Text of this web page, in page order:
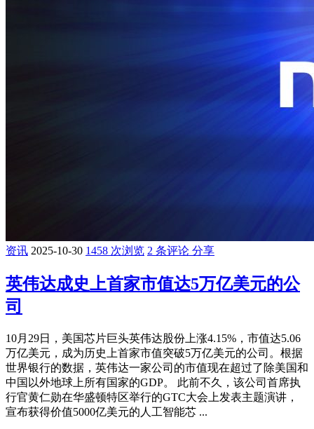
资讯 2025-10-30 1458 次浏览 2 条评论 分享
英伟达成史上首家市值达5万亿美元的公
司
10月29日，美国芯片巨头英伟达股份上涨4.15%，市值达5.06
万亿美元，成为历史上首家市值突破5万亿美元的公司。根据
世界银行的数据，英伟达一家公司的市值现在超过了除美国和
中国以外地球上所有国家的GDP。 此前不久，该公司首席执
行官黄仁勋在华盛顿特区举行的GTC大会上发表主题演讲，
宣布获得价值5000亿美元的人工智能芯 ...